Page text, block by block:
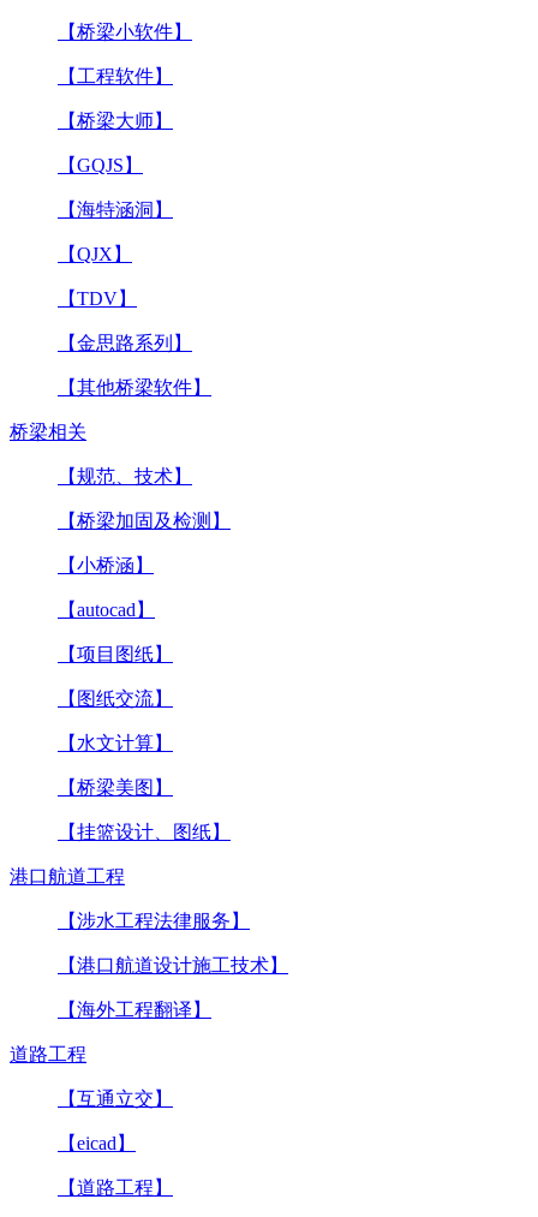
【桥梁小软件】
【工程软件】
【桥梁大师】
【GQJS】
【海特涵洞】
【QJX】
【TDV】
【金思路系列】
【其他桥梁软件】
桥梁相关
【规范、技术】
【桥梁加固及检测】
【小桥涵】
【autocad】
【项目图纸】
【图纸交流】
【水文计算】
【桥梁美图】
【挂篮设计、图纸】
港口航道工程
【涉水工程法律服务】
【港口航道设计施工技术】
【海外工程翻译】
道路工程
【互通立交】
【eicad】
【道路工程】